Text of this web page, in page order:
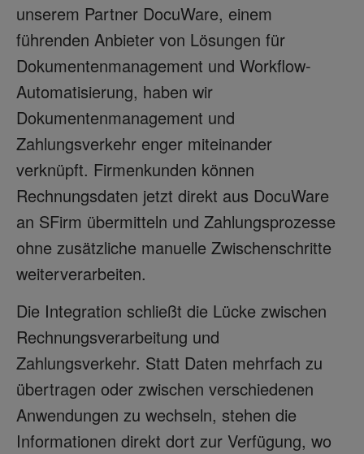
unserem Partner DocuWare, einem
führenden Anbieter von Lösungen für
Dokumentenmanagement und Workflow-
Automatisierung, haben wir
Dokumentenmanagement und
Zahlungsverkehr enger miteinander
verknüpft. Firmenkunden können
Rechnungsdaten jetzt direkt aus DocuWare
an SFirm übermitteln und Zahlungsprozesse
ohne zusätzliche manuelle Zwischenschritte
weiterverarbeiten.
Die Integration schließt die Lücke zwischen
Rechnungsverarbeitung und
Zahlungsverkehr. Statt Daten mehrfach zu
übertragen oder zwischen verschiedenen
Anwendungen zu wechseln, stehen die
Informationen direkt dort zur Verfügung, wo